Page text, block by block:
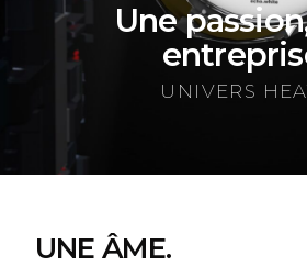
Une
UNIVERS
UNE ÂME.